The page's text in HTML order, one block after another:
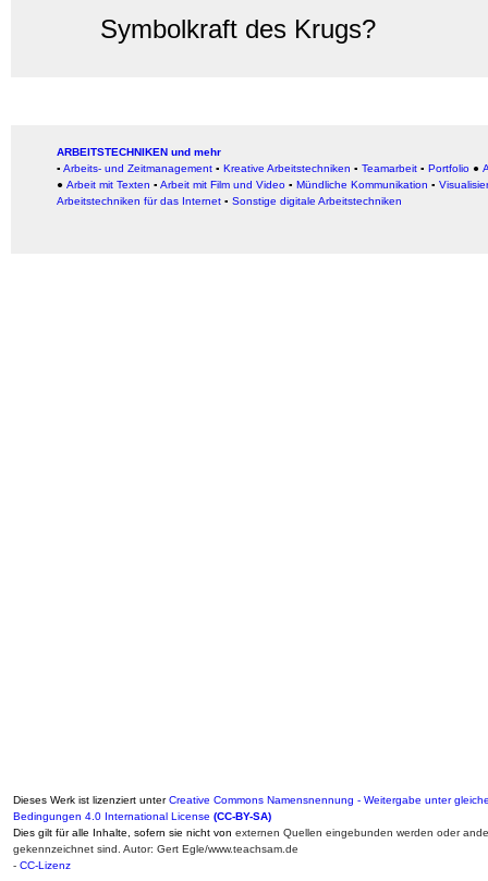
Symbolkraft des Krugs?
ARBEITSTECHNIKEN und mehr
▪ Arbeits- und Zeitmanagement ▪ Kreative Arbeitstechniken ▪ Teamarbeit ▪ Portfolio ●
● Arbeit mit Texten ▪ Arbeit mit Film und Video ▪ Mündliche Kommunikation ▪
Arbeitstechniken für das Internet ▪ Sonstige digitale Arbeitstechniken
Dieses Werk ist lizenziert unterCreative Commons Namensnennung - Weitergabe unter
Bedingungen 4.0 International License (CC-BY-SA)
Dies gilt für alle Inhalte, sofern sie nicht von externen Quellen eingebunden werden oder
gekennzeichnet sind. Autor: Gert Egle/www.teachsam.de
- CC-Lizenz